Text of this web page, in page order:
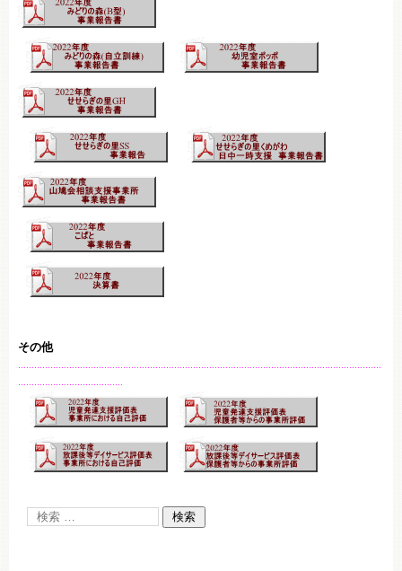
その他
………………………………………………………………………………………………………………………
…………………………………